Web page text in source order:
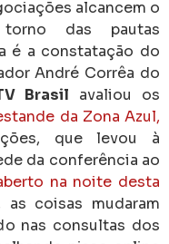
alcancem o
das pautas
é a constatação do
André Corrêa do
Brasil avaliou os
da Zona Azul,
que levou à
da conferência ao
na noite desta
as coisas mudaram
nas consultas dos